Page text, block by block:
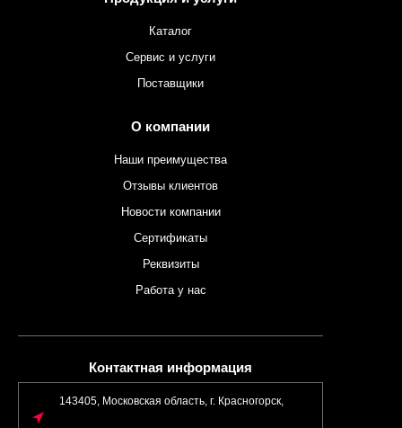
Каталог
Сервис и услуги
Поставщики
О компании
Наши преимущества
Отзывы клиентов
Новости компании
Сертификаты
Реквизиты
Работа у нас
Контактная информация
143405, Московская область, г. Красногорск,